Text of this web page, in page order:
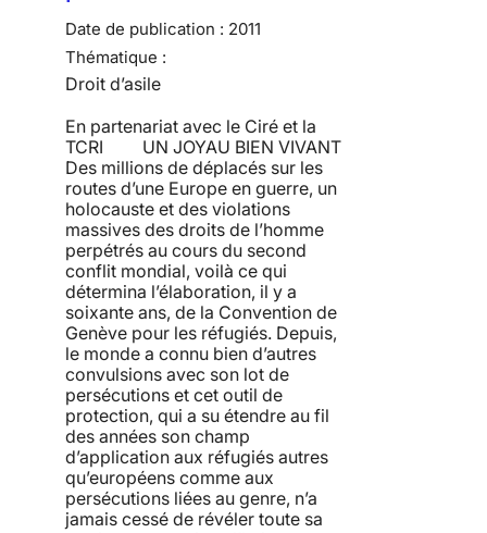
Date de publication : 2011
Thématique :
Droit d’asile
En partenariat avec le Ciré et la
TCRI UN JOYAU BIEN VIVANT
Des millions de déplacés sur les
routes d’une Europe en guerre, un
holocauste et des violations
massives des droits de l’homme
perpétrés au cours du second
conflit mondial, voilà ce qui
détermina l’élaboration, il y a
soixante ans, de la Convention de
Genève pour les réfugiés. Depuis,
le monde a connu bien d’autres
convulsions avec son lot de
persécutions et cet outil de
protection, qui a su étendre au fil
des années son champ
d’application aux réfugiés autres
qu’européens comme aux
persécutions liées au genre, n’a
jamais cessé de révéler toute sa